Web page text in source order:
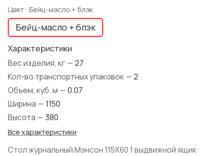
Цвет : Бейц-масло + блэк
Бейц-масло + блэк
Характеристики
Вес изделия, кг — 27
Кол-во транспортных упаковок — 2
Объем, куб. м — 0.07
Ширина — 1150
Высота — 380
Все характеристики
Стол журнальный Мэнсон 115Х60 1 выдвижной ящик